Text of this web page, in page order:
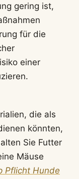
gering ist,
für die
einer
die als
könnten,
Sie Futter
Mäuse
Pflicht Hunde